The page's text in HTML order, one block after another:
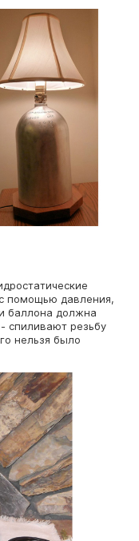
помощью давления,
баллона должна
спиливают резьбу
нельзя было